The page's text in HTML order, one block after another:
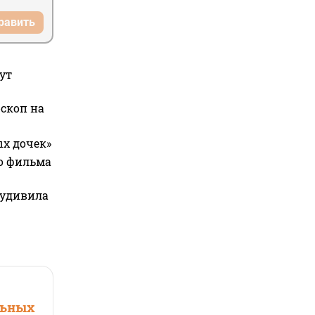
на
дочек»
фильма